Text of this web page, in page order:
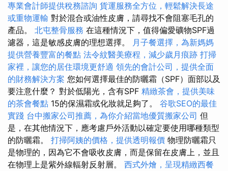
專業會計師提供稅務諮詢 貨運服務全方位，輕鬆解決長途
或重物運輸 對於混合或油性皮膚，請尋找不會阻塞毛孔的
產品。 北屯整骨服務 在這種情況下，值得偏愛礦物SPF過
濾器，這是敏感皮膚的理想選擇。 月子餐選擇，為新媽媽
提供營養豐富的餐點 法令紋醫美療程，減少歲月痕跡 打掃
家裡，讓您的居住環境更舒適 領先的會計公司，提供全面
的財務解決方案 您如何選擇最佳的防曬霜（SPF）面部以及
要注意什麼？ 對於低陽光，含有SPF 精緻茶會，提供美味
的茶會餐點 15的保濕霜或化妝就足夠了。 谷歌SEO的最佳
實踐 台中搬家公司推薦，為你介紹當地優質搬家公司 但
是，在其他情況下，應考慮戶外活動以確定要使用哪種類型
的防曬霜。 打掃阿姨的價格，提供透明報價 物理防曬霜只
是物理的，因為它不會吸收皮膚，而是保留在皮膚上，並且
在物理上是紫外線輻射反射層。 西式外燴，呈現精緻西餐